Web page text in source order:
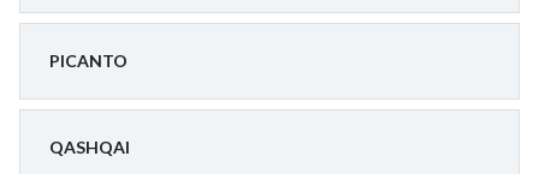
PICANTO
QASHQAI